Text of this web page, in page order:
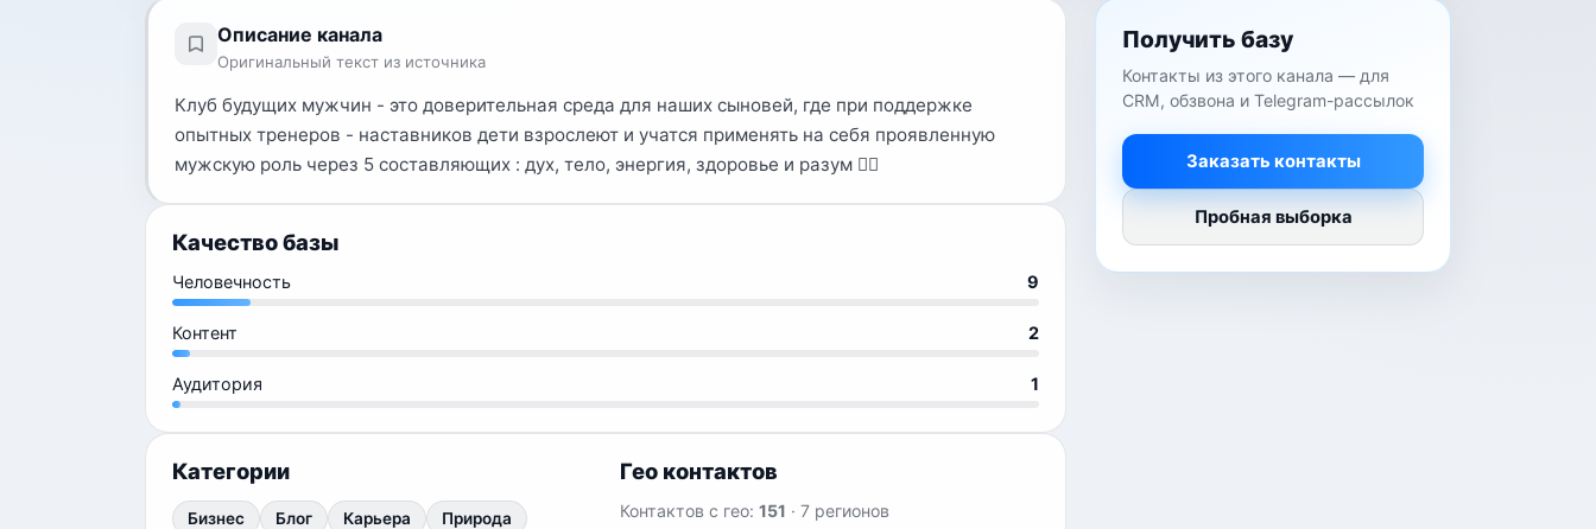
Описание канала
Оригинальный текст из источника
Клуб будущих мужчин - это доверительная среда для наших сыновей, где при поддержке
опытных тренеров - наставников дети взрослеют и учатся применять на себя проявленную
мужскую роль через 5 составляющих : дух, тело, энергия, здоровье и разум ❤️‍🔥
Качество базы
Человечность 9
Контент 2
Аудитория 1
Категории
Бизнес Блог Карьера
Природа
Гео контактов
Контактов с гео: 151 · 7 регионов
Получить базу
Контакты из этого канала — для
CRM, обзвона и Telegram-рассылок
Заказать контакты
Пробная выборка